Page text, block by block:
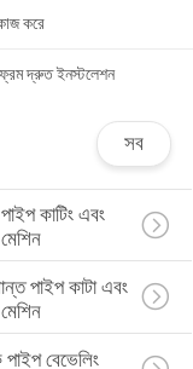
করে
দ্রুত ইনস্টলেশন
সব
কাটিং এবং
পাইপ কাটা এবং
বেভেলিং